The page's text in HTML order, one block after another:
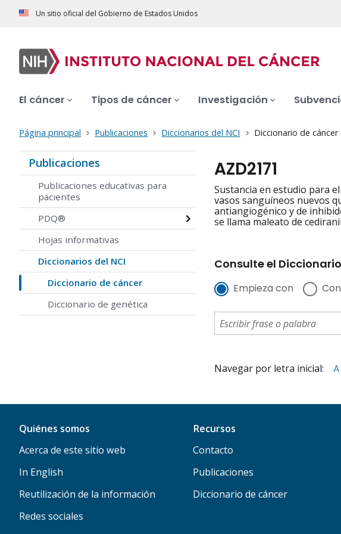
Un sitio oficial del Gobierno de Estados Unidos
El cáncer Tipos de cáncer Investigación
Página principal Publicaciones Diccionarios del NCI Diccionario de cáncer
Publicaciones
Publicaciones educativas para
pacientes
PDQ®
Hojas informativas
Diccionarios del NCI
Diccionario de cáncer
Diccionario de genética
AZD2171
Sustancia en estudio para
vasos sanguíneos nuevos
antiangiogénico y de
se llama maleato de
Consulte el
Empieza con
Navegar por letra inicial: A
Quiénes somos
Acerca de este sitio web
In English
Reutilización de la información
Redes sociales
Recursos
Contacto
Publicaciones
Diccionario de cáncer